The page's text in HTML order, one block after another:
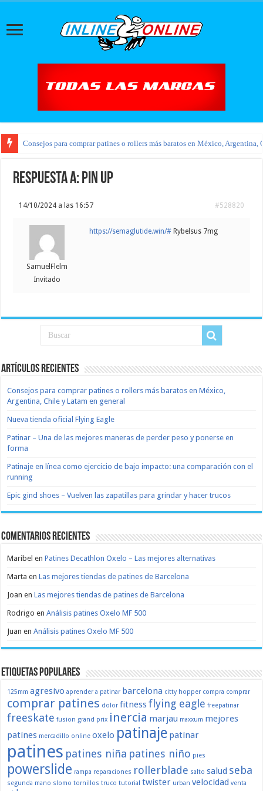
Consejos para comprar patines o rollers más baratos en México, Argentina,
Respuesta a: pin up
14/10/2024 a las 16:57 #528820
SamuelFlelm
Invitado
https://semaglutide.win/# Rybelsus 7mg
Artículos recientes
Consejos para comprar patines o rollers más baratos en México,
Argentina, Chile y Latam en general
Nueva tienda oficial Flying Eagle
Patinar – Una de las mejores maneras de perder peso y ponerse en
forma
Patinaje en línea como ejercicio de bajo impacto: una comparación con el
running
Epic gind shoes – Vuelven las zapatillas para grindar y hacer trucos
Comentarios recientes
Maribel enPatines Decathlon Oxelo – Las mejores alternativas
Marta enLas mejores tiendas de patines de Barcelona
Joan enLas mejores tiendas de patines de Barcelona
Rodrigo enAnálisis patines Oxelo MF 500
Juan enAnálisis patines Oxelo MF 500
Etiquetas populares
125mm agresivo aprender a patinar barcelona citty hopper compra comprar
comprar patines dolor fitnessflying eagle freepatinar
freeskate fusion grand prix inercia marjau maxxum mejores
patines mercadillo online oxelo patinaje patinar
patines patines niña patines niño pies
powerslide rampa reparaciones rollerblade salto salud seba
segunda mano slomo tornillos truco tutorial twister urban velocidad venta